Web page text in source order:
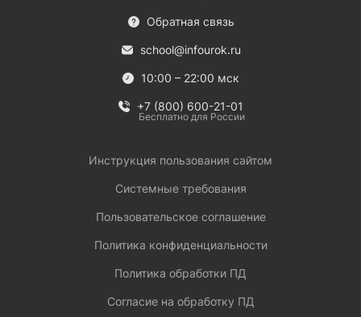
Обратная связь
school@infourok.ru
10:00 – 22:00 мск
+7 (800) 600-21-01
Бесплатно для России
Инструкция пользования сайтом
Системные требования
Пользовательское соглашение
Политика конфиденциальности
Политика обработки ПД
Согласие на обработку ПД